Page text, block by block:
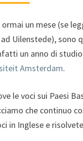
un mese (se
Uilenstede), sono
un anno di studio
Amsterdam.
le voci sui Paesi
che continuo
in Inglese e